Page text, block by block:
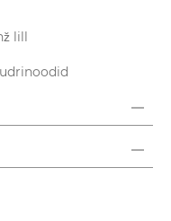
lill